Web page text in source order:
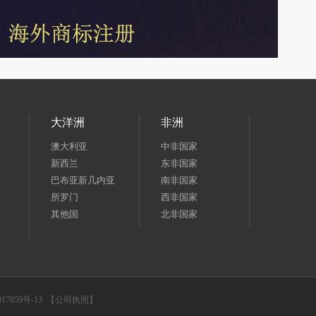
大洋洲
澳大利亚
新西兰
巴布亚新几内亚
所罗门
其他国
非洲
中非国家
东非国家
南非国家
西非国家
北非国家
号-13 【公司执照】